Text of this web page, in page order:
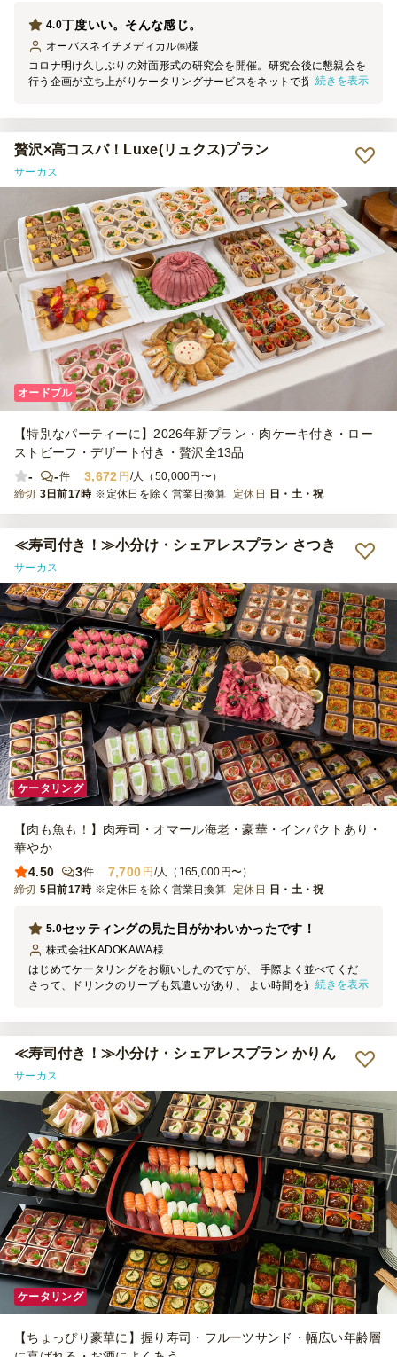
丁度いい。そんな感じ。
4.0
オーバスネイチメディカル㈱様
コロナ明け久しぶりの対面形式の研究会を開催。研究会後に懇親会を
行う企画が立ち上がりケータリングサービスをネットで探していたら
トカード支払い不可なのが残念。
続きを表示
贅沢×高コスパ！Luxe(リュクス)プラン
サーカス
オードブル
【特別なパーティーに】2026年新プラン・肉ケーキ付き・ロー
ストビーフ・デザート付き・贅沢全13品
-
-件 3,672 円/人（50,000円〜）
締切 3日前17時 ※定休日を除く営業日換算 定休日 日・土・祝
≪寿司付き！≫小分け・シェアレスプラン さつき
サーカス
ケータリング
【肉も魚も！】肉寿司・オマール海老・豪華・インパクトあり・
華やか
4.50
3件 7,700 円/人（165,000円〜）
締切 5日前17時 ※定休日を除く営業日換算 定休日 日・土・祝
セッティングの見た目がかわいかったです！
5.0
株式会社KADOKAWA様
はじめてケータリングをお願いしたのですが、 手際よく並べてくだ
さって、ドリンクのサーブも気遣いがあり、 よい時間を過ごせまし
続きを表示
≪寿司付き！≫小分け・シェアレスプラン かりん
サーカス
ケータリング
【ちょっぴり豪華に】握り寿司・フルーツサンド・幅広い年齢層